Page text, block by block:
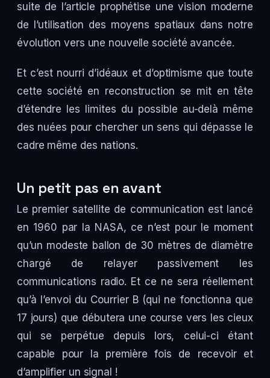
suite de l’article prophétise une vision moderne
de l’utilisation des moyens spatiaux dans notre
évolution vers une nouvelle société avancée.
Et c’est nourri d’idéaux et d’optimisme que toute
cette société en reconstruction se mit en tête
d’étendre les limites du possible au-delà même
des nuées pour chercher un sens qui dépasse le
cadre même des nations.
Un petit pas en avant
Le premier satellite de communication est lancé
en 1960 par la NASA, ce n’est pour le moment
qu’un modeste ballon de 30 mètres de diamètre
chargé de relayer passivement les
communications radio. Et ce ne sera réellement
qu’à l’envoi du Courrier B (qui ne fonctionna que
17 jours) que débutera une course vers les cieux
qui se perpétue depuis lors, celui-ci étant
capable pour la première fois de recevoir et
d’amplifier un signal !